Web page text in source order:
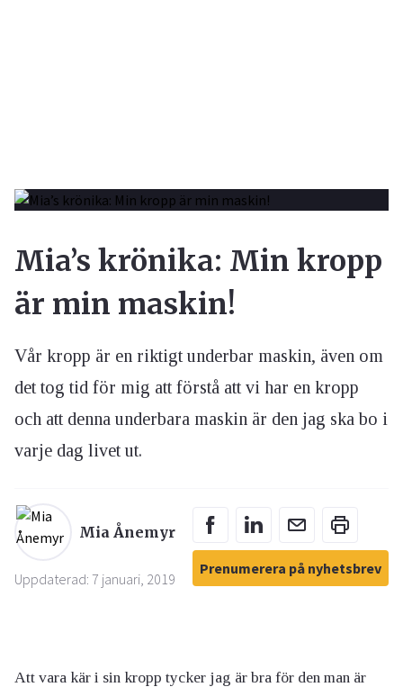
Mia’s krönika: Min kropp
är min maskin!
Vår kropp är en riktigt underbar maskin, även om
det tog tid för mig att förstå att vi har en kropp
och att denna underbara maskin är den jag ska bo i
varje dag livet ut.
Mia Ånemyr
Uppdaterad: 7 januari, 2019
Prenumerera på nyhetsbrev
Att vara kär i sin kropp tycker jag är bra för den man är